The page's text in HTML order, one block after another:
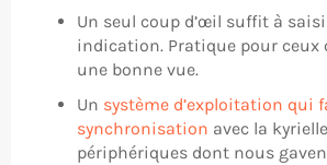
Un seul coup d’œil suffit à
indication. Pratique pour ceux
une bonne vue.
Un système d’exploitation qui
synchronisation avec la
périphériques dont nous